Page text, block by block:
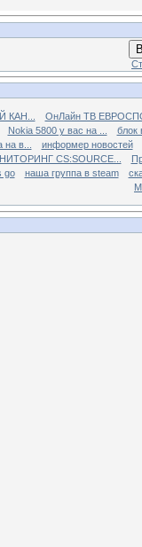
КАН...
ОнЛайн ТВ
Nokia 5800 у вас на ...
блок
в...
информер новостей
CS:SOURCE...
go наша группа в steam